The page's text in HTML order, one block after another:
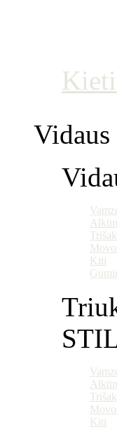
Kiti
Kiti